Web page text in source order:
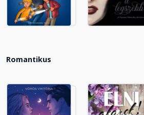
18. fejezet: Látogatás egy
majdnem felnőttnél
Fejezet hossza: 00:07:06
Romantikus